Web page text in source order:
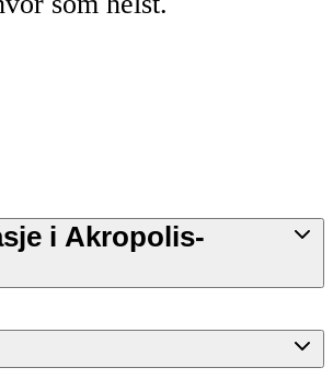
i Akropolis-